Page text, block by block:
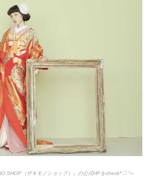
SHOP（ザキモノショップ）』の公式HPをcheck*♡.°⑅